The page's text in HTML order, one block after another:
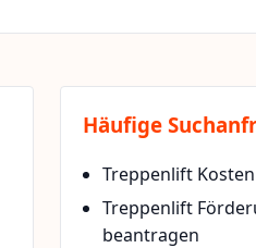
Häufige
Treppenlift
Treppenlift
beantragen